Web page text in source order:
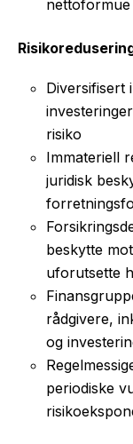
Diversifisert
risiko
Immateriell
juridisk
beskytte
uforutsette
rådgivere,
og
periodiske